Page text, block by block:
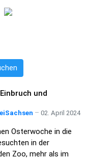
und
02. April 2024
Osterwoche in die
in der
Zoo, mehr als im